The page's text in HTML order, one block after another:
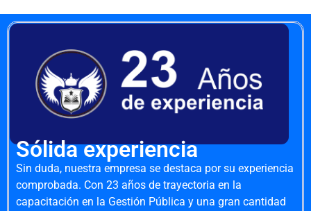
Sólida experiencia
Sin duda, nuestra empresa se destaca por su experiencia
comprobada. Con 23 años de trayectoria en la
capacitación en la Gestión Pública y una gran cantidad